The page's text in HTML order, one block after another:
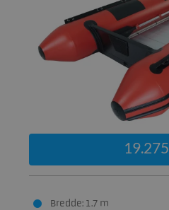
19.275
Bredde: 1.7 m